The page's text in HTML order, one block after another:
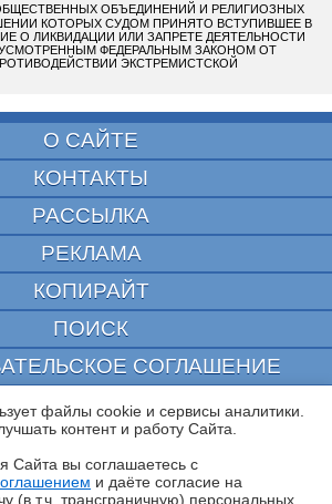
ОБЪЕДИНЕНИЙ И РЕЛИГИОЗНЫХ
КОТОРЫХ СУДОМ ПРИНЯТО ВСТУПИВШЕЕ В
О ЛИКВИДАЦИИ ИЛИ ЗАПРЕТЕ ДЕЯТЕЛЬНОСТИ
ФЕДЕРАЛЬНЫМ ЗАКОНОМ ОТ
ЭКСТРЕМИСТСКОЙ
О САЙТЕ
КОНТАКТЫ
РАССЫЛКА
РЕКЛАМА
КОПИРАЙТ
ПОИСК
СОГЛАШЕНИЕ
ЗАЩИЩЕНО CURATOR
периодическое издание "3ДНьюс" | Свидетельство о
по надзору за соблюдением законодательства в сфере
и охране культурного наследия
файлы cookie и сервисы аналитики.
контент и работу Cайта.
Cайта вы соглашаетесь с
и даёте согласие на
(в т.ч. трансграничную) персональных